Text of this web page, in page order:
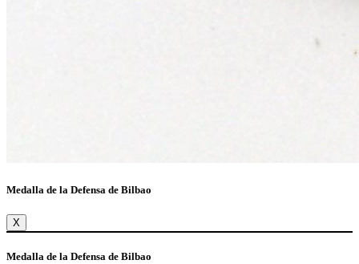
Medalla de la Defensa de Bilbao
X
Medalla de la Defensa de Bilbao